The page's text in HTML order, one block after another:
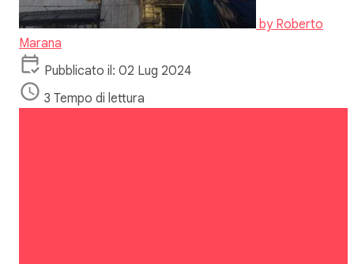
by Roberto
Marana
Pubblicato il: 02 Lug 2024
3 Tempo di lettura